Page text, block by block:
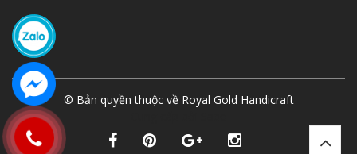
© Bản quyền thuộc về Royal Gold Handicraft